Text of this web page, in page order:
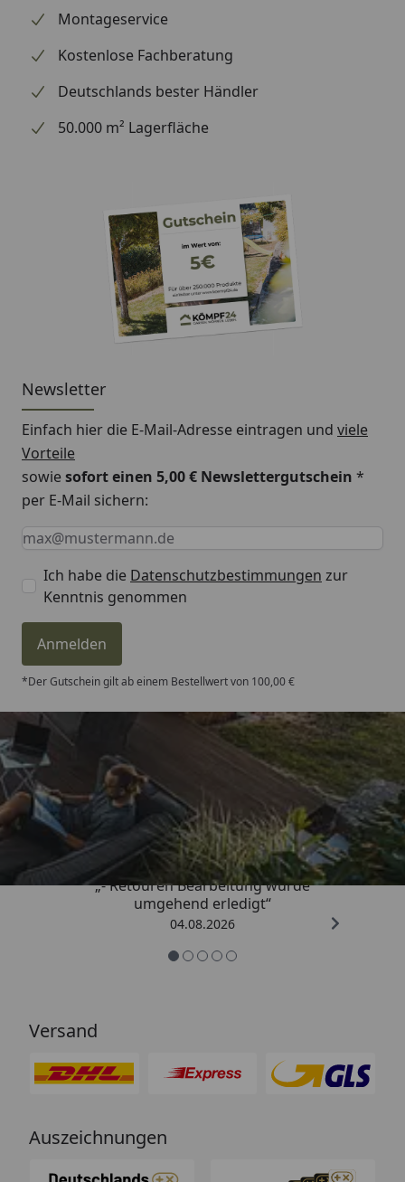
Montageservice
Kostenlose Fachberatung
Deutschlands bester Händler
50.000 m² Lagerfläche
Newsletter
Einfach hier die E-Mail-Adresse eintragen und viele
Vorteile
sowiesofort einen 5,00 € Newslettergutschein *
per E-Mail sichern:
Keine Eingabe erforderlich
Eingabe erforderlich
E-Mail *
Ich habe die Datenschutzbestimmungen zur
Kenntnis genommen
Anmelden
*Der Gutschein gilt ab einem Bestellwert von 100,00 €
Trusted Shops
4,81/ 5
„- Retouren Bearbeitung wurde
umgehend erledigt“
04.08.2026
Versand
Auszeichnungen